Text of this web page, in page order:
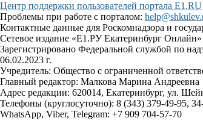
Центр поддержки пользователей портала E1.RU
Проблемы при работе с порталом:
Контактные данные для Роскомнадзора и
Сетевое издание «Е1.РУ Екатеринбург
Зарегистрировано Федеральной службой по
06.02.2023 г.
Учредитель: Общество с ограниченной
Главный редактор: Малкова Марина Андреевна
Адрес редакции: 620014, Екатеринбург, ул.
Телефоны (круглосуточно): 8 (343) 379-49-95,
WhatsApp, Viber, Telegram: +7 909 704-57-70